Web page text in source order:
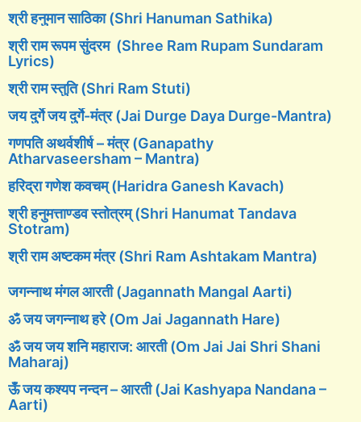
श्री हनुमान साठिका (Shri Hanuman Sathika)
श्री राम रूपम सुंदरम (Shree Ram Rupam Sundaram
Lyrics)
श्री राम स्तुति (Shri Ram Stuti)
जय दुर्गे जय दुर्गे-मंत्र (Jai Durge Daya Durge-Mantra)
गणपति अथर्वशीर्ष – मंत्र (Ganapathy
Atharvaseersham – Mantra)
हरिद्रा गणेश कवचम् (Haridra Ganesh Kavach)
श्री हनुमत्ताण्डव स्तोत्रम् (Shri Hanumat Tandava
Stotram)
श्री राम अष्टकम मंत्र (Shri Ram Ashtakam Mantra)
जगन्नाथ मंगल आरती (Jagannath Mangal Aarti)
ॐ जय जगन्नाथ हरे (Om Jai Jagannath Hare)
ॐ जय जय शनि महाराज: आरती (Om Jai Jai Shri Shani
Maharaj)
ऊँ जय कश्यप नन्दन – आरती (Jai Kashyapa Nandana –
Aarti)